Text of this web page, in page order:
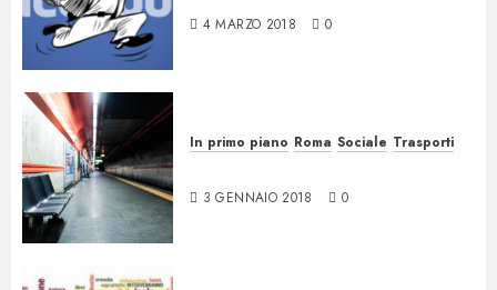
4 MARZO 2018 0
In primo piano Roma Sociale Trasporti
3 GENNAIO 2018 0